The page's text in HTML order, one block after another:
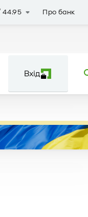
44.95 Про банк
Вхід